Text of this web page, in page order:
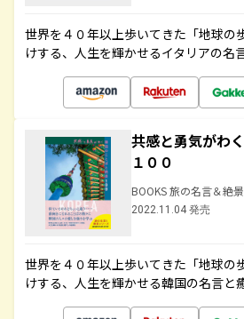
世界を４０年以上歩いてきた「地球の
けする、人生を輝かせるイタリアの名
共感と勇気がわ
１００
BOOKS 旅の名言＆絶景
2022.11.04 発売
世界を４０年以上歩いてきた「地球の
けする、人生を輝かせる韓国の名言と